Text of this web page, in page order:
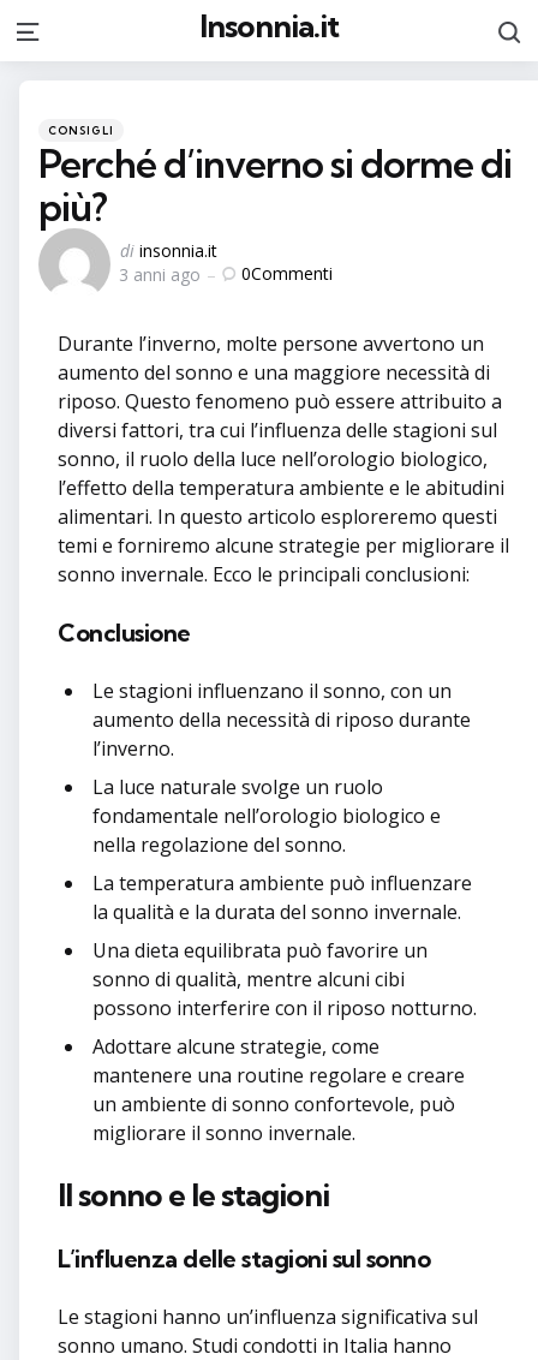
Menu Insonnia.it
Categorie
Pubblicato
CONSIGLI
Perché d’inverno si dorme di
più?
Postato
da
di insonnia.it
3 anni ago
0Commenti
Durante l’inverno, molte persone avvertono un
aumento del sonno e una maggiore necessità di
riposo. Questo fenomeno può essere attribuito a
diversi fattori, tra cui l’influenza delle stagioni sul
sonno, il ruolo della luce nell’orologio biologico,
l’effetto della temperatura ambiente e le abitudini
alimentari. In questo articolo esploreremo questi
temi e forniremo alcune strategie per migliorare il
sonno invernale. Ecco le principali conclusioni:
Conclusione
Le stagioni influenzano il sonno, con un
aumento della necessità di riposo durante
l’inverno.
La luce naturale svolge un ruolo
fondamentale nell’orologio biologico e
nella regolazione del sonno.
La temperatura ambiente può influenzare
la qualità e la durata del sonno invernale.
Una dieta equilibrata può favorire un
sonno di qualità, mentre alcuni cibi
possono interferire con il riposo notturno.
Adottare alcune strategie, come
mantenere una routine regolare e creare
un ambiente di sonno confortevole, può
migliorare il sonno invernale.
Il sonno e le stagioni
L’influenza delle stagioni sul sonno
Le stagioni hanno un’influenza significativa sul
sonno umano. Studi condotti in Italia hanno